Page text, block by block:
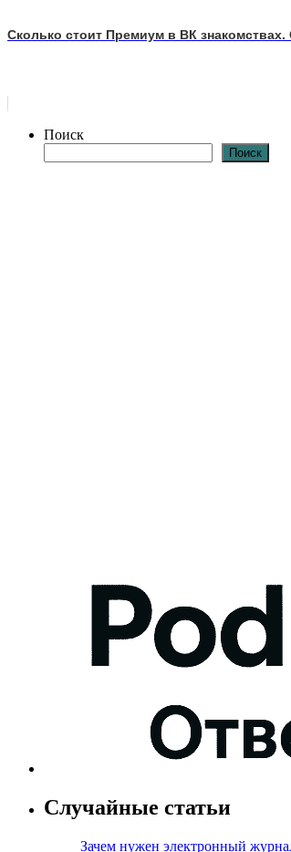
Сколько стоит Премиум в ВК
Поиск
Поиск
Случайные статьи
Зачем нужен электронный